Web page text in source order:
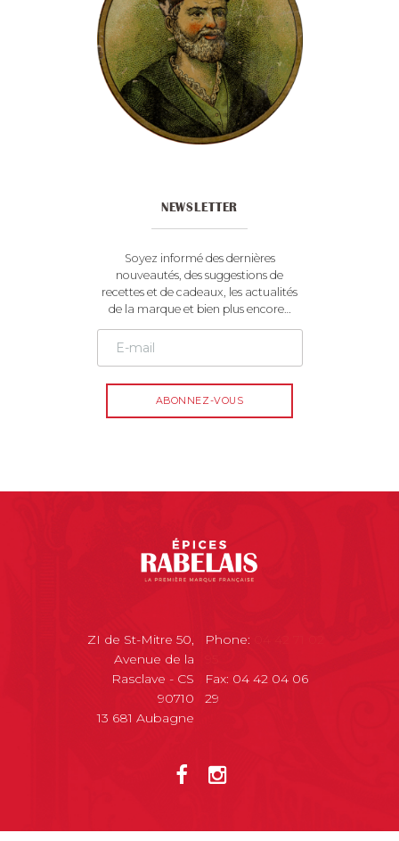
NEWSLETTER
Soyez informé des dernières
nouveautés, des suggestions de
recettes et de cadeaux, les actualités
de la marque et bien plus encore…
Phone:
Fax: 04 42 04 06
29
ZI de St-Mitre 50,
Avenue de la
Rasclave - CS
90710
13 681 Aubagne